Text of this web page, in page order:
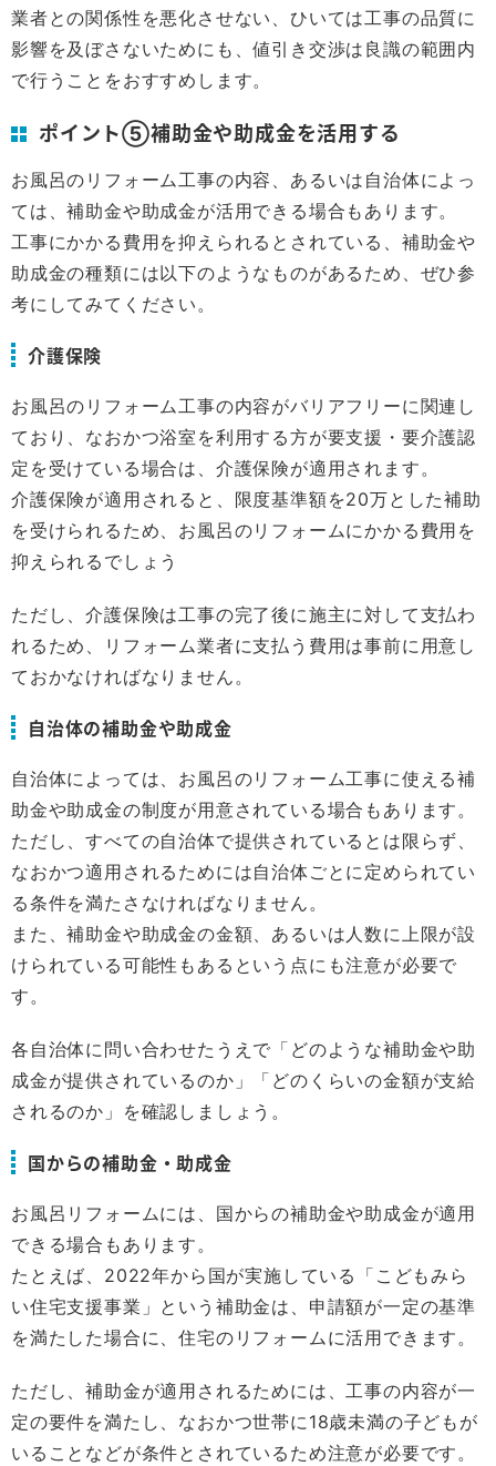
業者との関係性を悪化させない、ひいては工事の品質に
影響を及ぼさないためにも、値引き交渉は良識の範囲内
で行うことをおすすめします。
ポイント⑤補助金や助成金を活用する
お風呂のリフォーム工事の内容、あるいは自治体によっ
ては、補助金や助成金が活用できる場合もあります。
工事にかかる費用を抑えられるとされている、補助金や
助成金の種類には以下のようなものがあるため、ぜひ参
考にしてみてください。
介護保険
お風呂のリフォーム工事の内容がバリアフリーに関連し
ており、なおかつ浴室を利用する方が要支援・要介護認
定を受けている場合は、介護保険が適用されます。
介護保険が適用されると、限度基準額を20万とした補助
を受けられるため、お風呂のリフォームにかかる費用を
抑えられるでしょう
ただし、介護保険は工事の完了後に施主に対して支払わ
れるため、リフォーム業者に支払う費用は事前に用意し
ておかなければなりません。
自治体の補助金や助成金
自治体によっては、お風呂のリフォーム工事に使える補
助金や助成金の制度が用意されている場合もあります。
ただし、すべての自治体で提供されているとは限らず、
なおかつ適用されるためには自治体ごとに定められてい
る条件を満たさなければなりません。
また、補助金や助成金の金額、あるいは人数に上限が設
けられている可能性もあるという点にも注意が必要で
す。
各自治体に問い合わせたうえで「どのような補助金や助
成金が提供されているのか」「どのくらいの金額が支給
されるのか」を確認しましょう。
国からの補助金・助成金
お風呂リフォームには、国からの補助金や助成金が適用
できる場合もあります。
たとえば、2022年から国が実施している「こどもみら
い住宅支援事業」という補助金は、申請額が一定の基準
を満たした場合に、住宅のリフォームに活用できます。
ただし、補助金が適用されるためには、工事の内容が一
定の要件を満たし、なおかつ世帯に18歳未満の子どもが
いることなどが条件とされているため注意が必要です。